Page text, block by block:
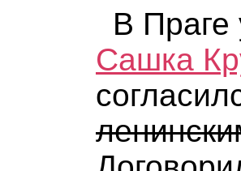
В Праге
Сашка